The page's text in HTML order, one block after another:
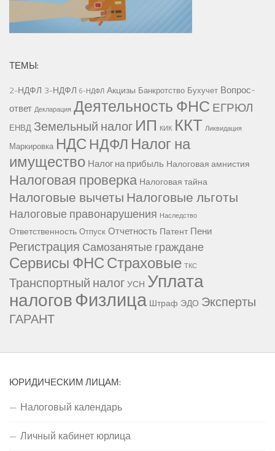
ТЕМЫ:
2-НДФЛ 3-НДФЛ 6-НДФЛ Акцизы Банкротство Бухучет Вопрос-
ответ Декларация Деятельность ФНС ЕГРЮЛ
ЕНВД Земельный налог ИП КИК ККТ Ликвидация
Маркировка НДС НДФЛ Налог на
имущество Налог на прибыль Налоговая амнистия
Налоговая проверка Налоговая тайна
Налоговые вычетыНалоговые льготы
Налоговые правонарушения Наследство
Ответственность Отпуск Отчетность Патент Пени
Регистрация Самозанятые граждане
Сервисы ФНССтраховые ТКС
Транспортный налогУСН Уплата
налоговФизлица Штраф ЭДО Эксперты
ГАРАНТ
ЮРИДИЧЕСКИМ ЛИЦАМ:
Налоговый календарь
Личный кабинет юрлица